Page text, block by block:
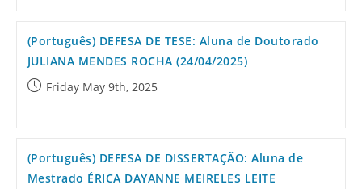
(Português) DEFESA DE TESE: Aluna de Doutorado
JULIANA MENDES ROCHA (24/04/2025)
Friday May 9th, 2025
(Português) DEFESA DE DISSERTAÇÃO: Aluna de
Mestrado ÉRICA DAYANNE MEIRELES LEITE